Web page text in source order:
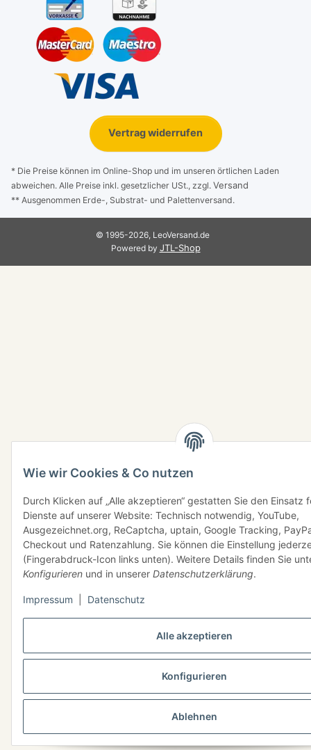
Alle akzeptieren
Konfigurieren
Ablehnen
Wie wir Cookies & Co nutzen
Durch Klicken auf „Alle akzeptieren“ gestatten Sie den Einsatz
Dienste auf unserer Website: Technisch notwendig, YouTube,
Ausgezeichnet.org, ReCaptcha, uptain, Google Tracking,
Checkout und Ratenzahlung. Sie können die Einstellung
(Fingerabdruck-Icon links unten). Weitere Details finden Sie
Konfigurieren und in unserer Datenschutzerklärung.
Impressum Datenschutz
Vertrag widerrufen
* Die Preise können im Online-Shop und im unseren örtlichen Laden
abweichen. Alle Preise inkl. gesetzlicher USt., zzgl. Versand
** Ausgenommen Erde-, Substrat- und Palettenversand.
© 1995-2026, LeoVersand.de
Powered by JTL-Shop